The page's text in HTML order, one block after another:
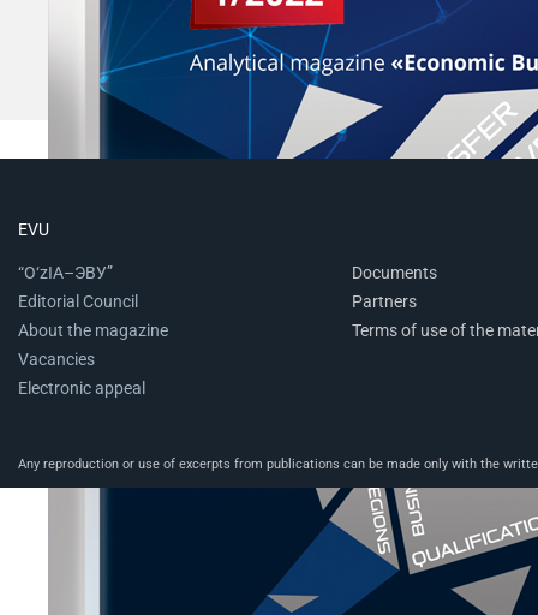
EVU
“O‘zIA–ЭВУ”
Editorial Council
About the magazine
Vacancies
Electronic appeal
Documents
Partners
Terms of use of the
Any reproduction or use of excerpts from publications can be made only with the